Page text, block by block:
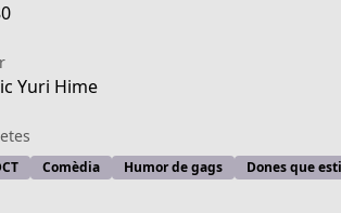
Yuri Hime
Comèdia Humor de gags Dones que